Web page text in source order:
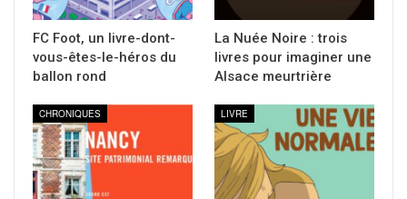
FC Foot, un livre-dont-
vous-êtes-le-héros du
ballon rond
La Nuée Noire : trois
livres pour imaginer une
Alsace meurtrière
CHRONIQUES LIVRE